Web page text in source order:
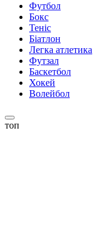
Футбол
Бокс
Теніс
Біатлон
Легка атлетика
Футзал
Баскетбол
Хокей
Волейбол
топ